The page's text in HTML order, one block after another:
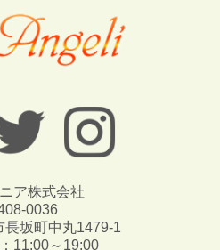
ア株式会社
0036
長坂町中丸1479-1
11:00～19:00